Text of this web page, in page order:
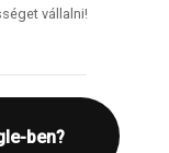
vállalni!
ben?